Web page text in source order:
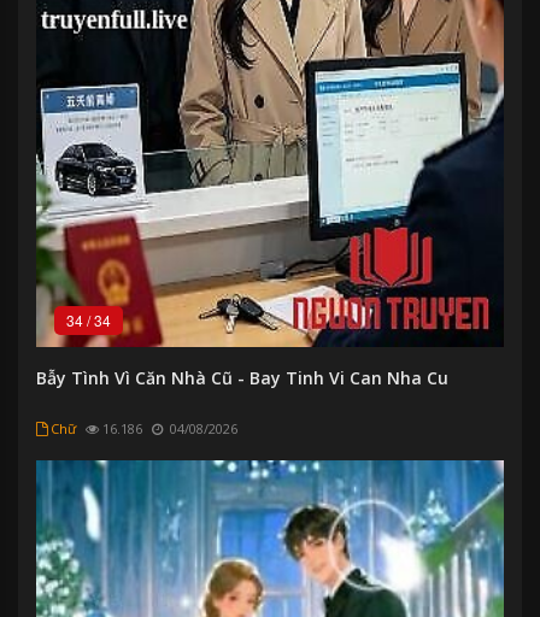
34/34
Bẫy Tình Vì Căn Nhà Cũ - Bay Tinh Vi Can Nha Cu
Chữ 16.186 04/08/2026